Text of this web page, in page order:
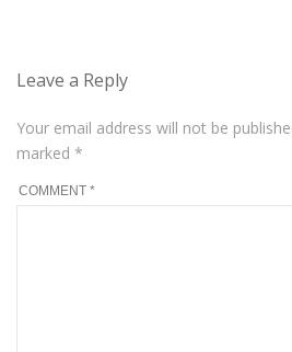
Leave a Reply
Your email address will not be
marked *
COMMENT *